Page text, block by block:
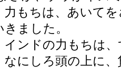
もちは、あいてを
きました。
ンドの力もちは、
にしろ頭の上に、